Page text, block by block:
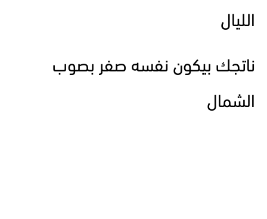
الليال
ناتجك بيكون نفسه صفر بصوب
الشمال